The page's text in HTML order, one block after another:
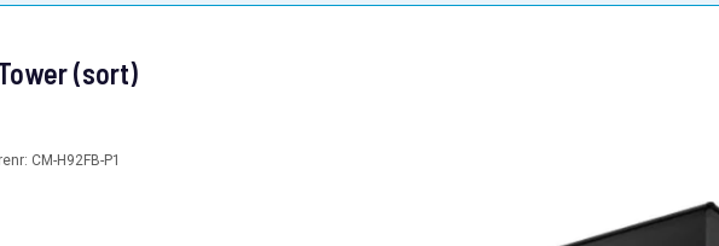
(sort)
CM-H92FB-P1